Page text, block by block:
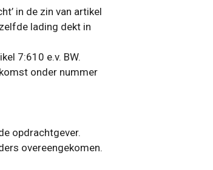
in de zin van artikel
lading dekt in
7:610 e.v. BW.
onder nummer
opdrachtgever.
overeengekomen.